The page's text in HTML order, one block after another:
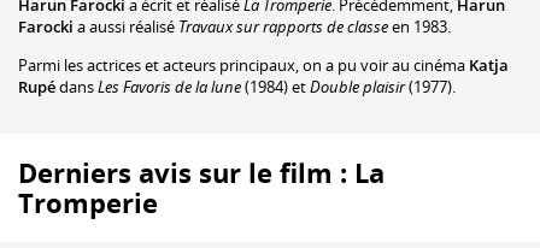
Harun Farocki a écrit et réaliséLa Tromperie. Précédemment, Harun
Farocki a aussi réalisé Travaux sur rapports de classeen 1983.
Parmi les actrices et acteurs principaux, on a pu voir au cinéma Katja
RupédansLes Favoris de la lune(1984) etDouble plaisir(1977).
Derniers avis sur le film : La
Tromperie